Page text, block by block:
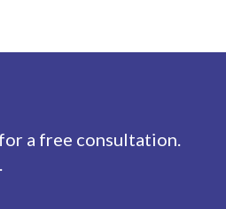
a free consultation.